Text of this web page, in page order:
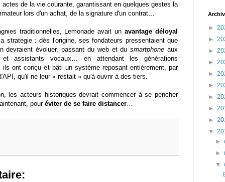
de la vie courante, garantissant en quelques gestes la
lors d'un achat, de la signature d'un contrat…
traditionnelles, Lemonade avait unavantage déloyal
stratégie : dès l'origine, ses fondateurs pressentaient que
devraient évoluer, passant du web et dusmartphone aux
et assistants vocaux… en attendant les générations
ils ont conçu et bâti un système reposant entièrement, par
qu'il ne leur « restait » qu'à ouvrir à des tiers.
les acteurs historiques devrait commencer à se pencher
pour éviter de se faire distancer…
►
►
►
►
►
►
►
►
►
▼
►
►
▼